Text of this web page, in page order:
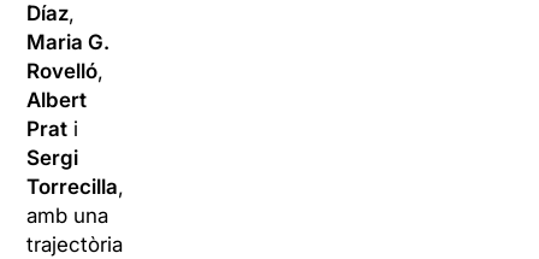
Díaz,
Maria G.
Rovelló,
Albert
Prat i
Sergi
Torrecilla,
amb una
trajectòria